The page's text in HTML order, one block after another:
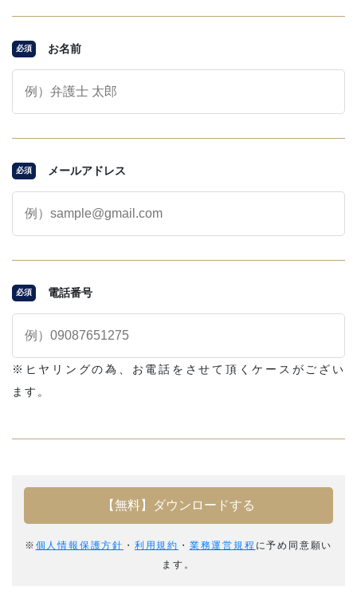
必須 お名前
必須 メールアドレス
必須 電話番号
※ヒヤリングの為、お電話をさせて頂くケースがござい
ます。
※ 個人情報保護方針 ・ 利用規約 ・ 業務運営規程 に予め同意願い
ます。